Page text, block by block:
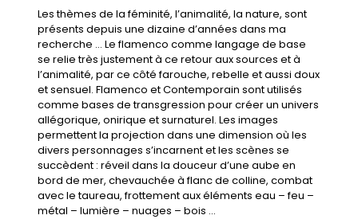
Les thèmes de la féminité, l’animalité, la nature, sont
présents depuis une dizaine d’années dans ma
recherche … Le flamenco comme langage de base
se relie très justement à ce retour aux sources et à
l’animalité, par ce côté farouche, rebelle et aussi doux
et sensuel. Flamenco et Contemporain sont utilisés
comme bases de transgression pour créer un univers
allégorique, onirique et surnaturel. Les images
permettent la projection dans une dimension où les
divers personnages s’incarnent et les scènes se
succèdent : réveil dans la douceur d’une aube en
bord de mer, chevauchée à flanc de colline, combat
avec le taureau, frottement aux éléments eau – feu –
métal – lumière – nuages – bois …